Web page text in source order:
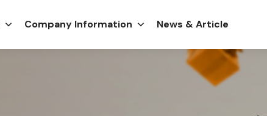
Company Information News & Article